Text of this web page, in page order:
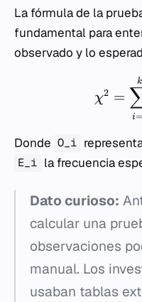
La fórmula de la
fundamental para
observado y lo
χ2 =
i=
k
Donde O_i
E_i la frecuencia
Dato curioso:
calcular una
observaciones
manual. Los
usaban tablas